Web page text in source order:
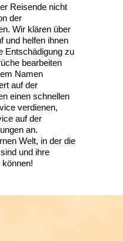
Reisende nicht
der
Wir klären über
und helfen ihnen
Entschädigung zu
bearbeiten
Namen
auf der
einen schnellen
verdienen,
auf der
an.
Welt, in der die
und ihre